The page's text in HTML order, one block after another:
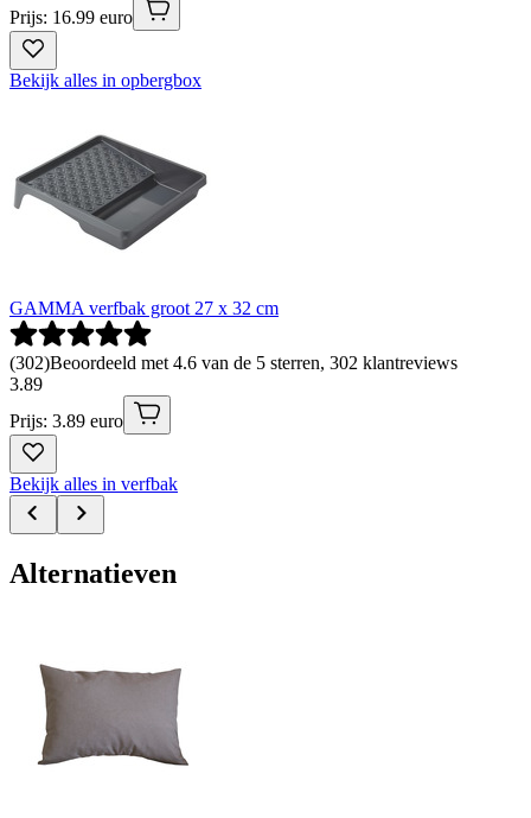
Prijs: 16.99 euro
Bekijk alles in opbergbox
GAMMA verfbak groot 27 x 32 cm
(302)Beoordeeld met 4.6 van de 5 sterren, 302 klantreviews
3.89
Prijs: 3.89 euro
Bekijk alles in verfbak
Alternatieven